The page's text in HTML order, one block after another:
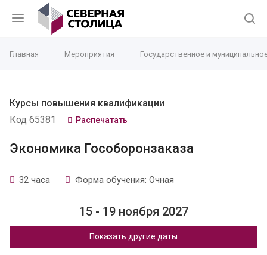
Главная Мероприятия Государственное и
Курсы повышения квалификации
Код 65381
Распечатать
Экономика Гособоронзаказа
32 часа Форма обучения: Очная
15 - 19 ноября 2027
Показать другие даты